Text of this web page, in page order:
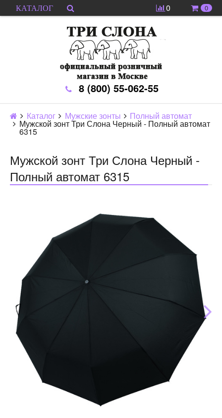
КАТАЛОГ 0 0
8 (800) 55-062-55
Каталог Мужские зонты Полный автомат
Мужской зонт Три Слона Черный - Полный автомат
6315
Мужской зонт Три Слона Черный -
Полный автомат 6315